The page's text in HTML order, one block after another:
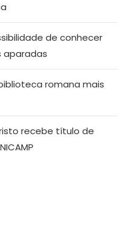
de conhecer
aparadas
romana mais
recebe título de